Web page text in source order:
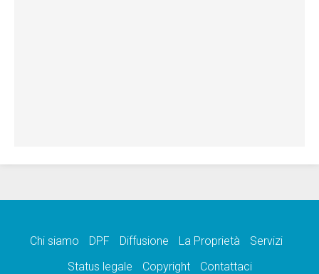
Chi siamo DPF Diffusione La Proprietà
Servizi
Status legale
Copyright Contattaci